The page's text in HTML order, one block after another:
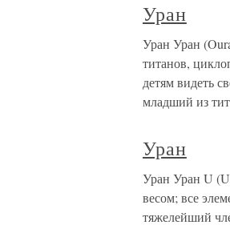
Уран
Уран Уран
титанов,
детям видеть
младший из
Уран
Уран Уран U
весом; все
тяжелейший